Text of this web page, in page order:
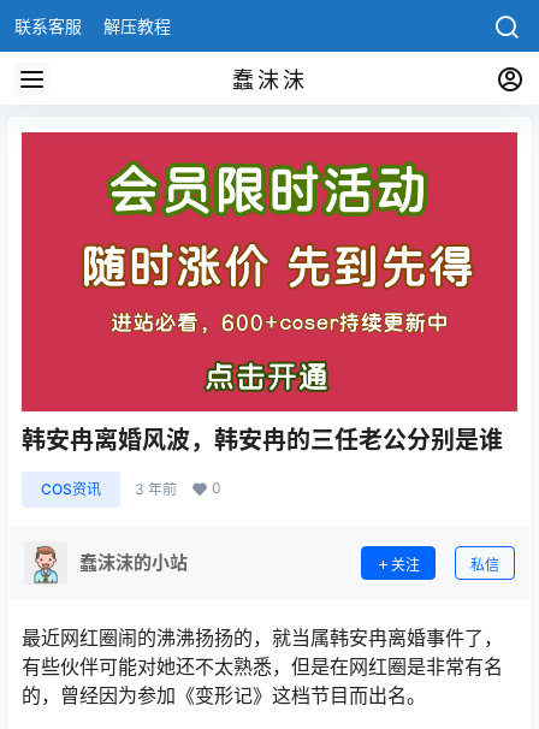
联系客服 解压教程
蠢沫沫
韩安冉离婚风波，韩安冉的三任老公分别是谁
COS资讯 3 年前 0
蠢沫沫的小站 关注 私信
最近网红圈闹的沸沸扬扬的，就当属韩安冉离婚事件了，
有些伙伴可能对她还不太熟悉，但是在网红圈是非常有名
的，曾经因为参加《变形记》这档节目而出名。